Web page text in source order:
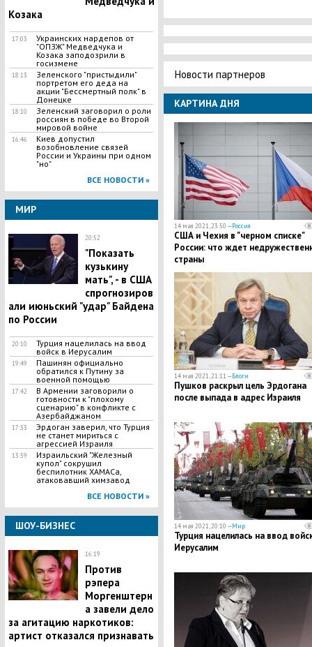
Козака
17:03
Украинских нардепов от
"ОПЗЖ" Медведчука и
Козака заподозрили в
госизмене
18:13
Зеленского "пристыдили"
портретом его деда на
акции "Бессмертный полк" в
Донецке
18:10
Зеленский заговорил о роли
россиян в победе во Второй
мировой войне
16:46
Киев допустил
возобновление связей
России и Украины при одном
"но"
ВСЕ НОВОСТИ »
МИР
20:52
"Показать
кузькину
мать", - в США
спрогнозиров
али июньский "удар" Байдена
по России
20:10
Турция нацелилась на ввод
войск в Иерусалим
19:49
Пашинян официально
обратился к Путину за
военной помощью
17:42
В Армении заговорили о
готовности к "плохому
сценарию" в конфликте с
Азербайджаном
17:33
Эрдоган заверил, что Турция
не станет мириться с
агрессией Израиля
13:59
Израильский "Железный
купол" сокрушил
беспилотник ХАМАСа,
атаковавший химзавод
ВСЕ НОВОСТИ »
ШОУ-БИЗНЕС
16:19
Против
рэпера
Моргенштерн
а завели дело
за агитацию наркотиков:
артист отказался признавать
Новости партнеров
КАРТИНА ДНЯ
14 мая 2021, 23:50 —Россия
США и Чехия в "черном списке"
России: что ждет
страны
14 мая 2021, 21:11 —Блоги
Пушков раскрыл цель Эрдогана
после выпада в адрес Израиля
14 мая 2021, 20:10 —Мир
Турция нацелилась на ввод
Иерусалим